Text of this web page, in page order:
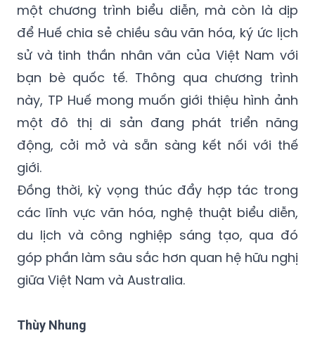
một chương trình biểu diễn, mà còn là dịp
để Huế chia sẻ chiều sâu văn hóa, ký ức lịch
sử và tinh thần nhân văn của Việt Nam với
bạn bè quốc tế. Thông qua chương trình
này, TP Huế mong muốn giới thiệu hình ảnh
một đô thị di sản đang phát triển năng
động, cởi mở và sẵn sàng kết nối với thế
giới.
Đồng thời, kỳ vọng thúc đẩy hợp tác trong
các lĩnh vực văn hóa, nghệ thuật biểu diễn,
du lịch và công nghiệp sáng tạo, qua đó
góp phần làm sâu sắc hơn quan hệ hữu nghị
giữa Việt Nam và Australia.
Thùy Nhung